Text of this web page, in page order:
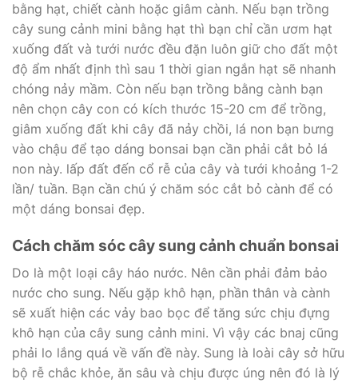
bằng hạt, chiết cành hoặc giâm cành. Nếu bạn trồng
cây sung cảnh mini bằng hạt thì bạn chỉ cần ươm hạt
xuống đất và tưới nước đều đặn luôn giữ cho đất một
độ ẩm nhất định thì sau 1 thời gian ngắn hạt sẽ nhanh
chóng nảy mầm. Còn nếu bạn trồng bằng cành bạn
nên chọn cây con có kích thước 15-20 cm để trồng,
giâm xuống đất khi cây đã nảy chồi, lá non bạn bưng
vào chậu để tạo dáng bonsai bạn cần phải cắt bỏ lá
non này. lấp đất đến cổ rễ của cây và tưới khoảng 1-2
lần/ tuần. Bạn cần chú ý chăm sóc cắt bỏ cành để có
một dáng bonsai đẹp.
Cách chăm sóc cây sung cảnh chuẩn bonsai
Do là một loại cây háo nước. Nên cần phải đảm bảo
nước cho sung. Nếu gặp khô hạn, phần thân và cành
sẽ xuất hiện các vảy bao bọc để tăng sức chịu đựng
khô hạn của cây sung cảnh mini. Vì vậy các bnaj cũng
phải lo lắng quá về vấn đề này. Sung là loài cây sở hữu
bộ rễ chắc khỏe, ăn sâu và chịu được úng nên đó là lý